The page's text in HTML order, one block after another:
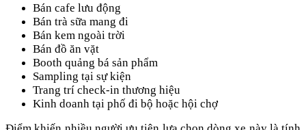
Bán cafe lưu động
Bán trà sữa mang đi
Bán kem ngoài trời
Bán đồ ăn vặt
Booth quảng bá sản phẩm
Sampling tại sự kiện
Trang trí check-in thương hiệu
Kinh doanh tại phố đi bộ hoặc hội chợ